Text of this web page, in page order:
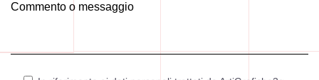
Commento o messaggio